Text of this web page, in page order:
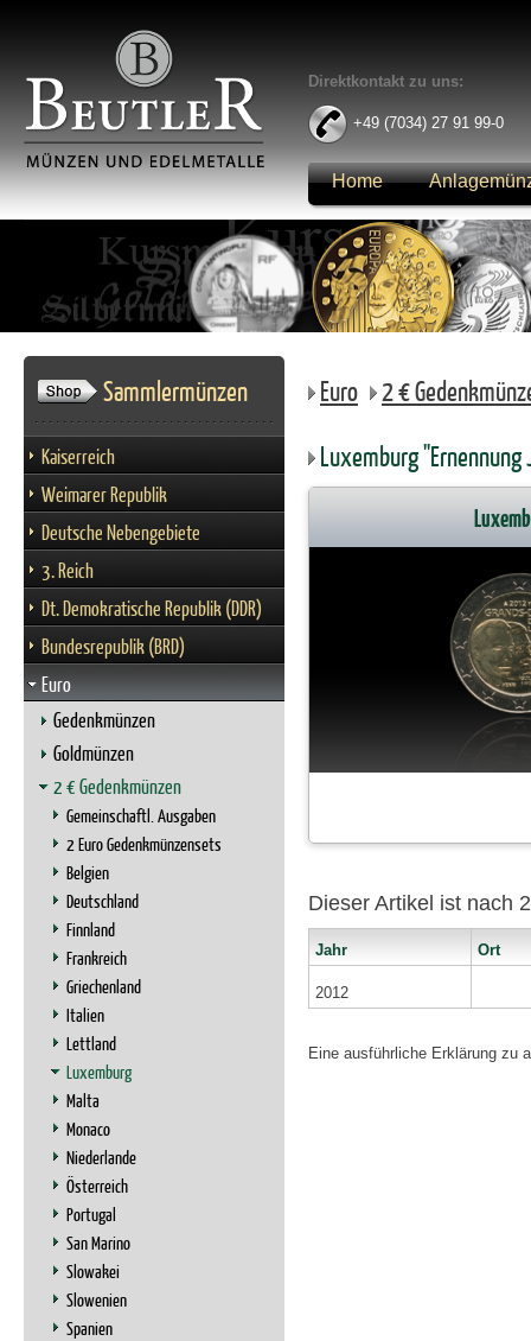
Direktkontakt zu uns:
+49 (7034) 27 91 99-0
Home
Anmelden
Sammlermünzen
Kaiserreich
Weimarer Republik
Deutsche Nebengebiete
3. Reich
Dt. Demokratische Republik (DDR)
Bundesrepublik (BRD)
Euro
Gedenkmünzen
Goldmünzen
2 € Gedenkmünzen
Gemeinschaftl. Ausgaben
2 Euro Gedenkmünzensets
Belgien
Deutschland
Finnland
Frankreich
Griechenland
Italien
Lettland
Luxemburg
Malta
Monaco
Niederlande
Österreich
Portugal
San Marino
Slowakei
Slowenien
Spanien
Euro
2 €
Luxemburg
Dieser Artikel ist nach
Jahr Ort
2012
Eine ausführliche Erklärung zu